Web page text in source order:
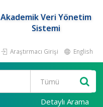
Akademik Veri Yönetim
Sistemi
Araştırmacı Girişi English
Detaylı Arama